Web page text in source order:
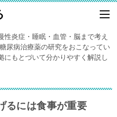
性炎症・睡眠・血管・脳まで考え
尿病治療薬の研究をおこなってい
にもとづいて分かりやすく解説し
るには食事が重要